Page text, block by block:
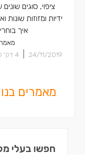
ציפוי, סוגים
ידיות ומזוזות
איך
24/11/2019
4 דק'
מאמרים
חפשו בעלי